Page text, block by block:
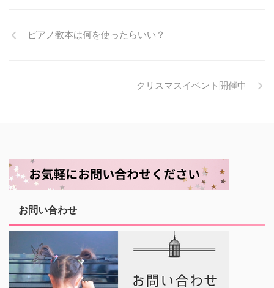
ピアノ教本は何を使ったらいい？
クリスマスイベント開催中
お問い合わせ